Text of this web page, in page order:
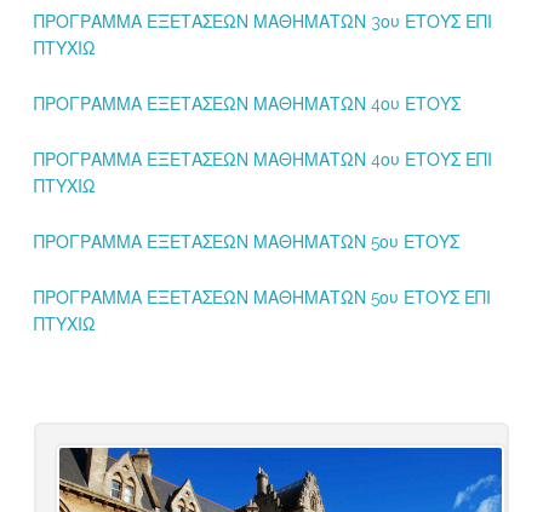
ΠΡΟΓΡΑΜΜΑ ΕΞΕΤΑΣΕΩΝ ΜΑΘΗΜΑΤΩΝ 3ου ΕΤΟΥΣ ΕΠΙ
ΠΤΥΧΙΩ
ΠΡΟΓΡΑΜΜΑ ΕΞΕΤΑΣΕΩΝ ΜΑΘΗΜΑΤΩΝ 4ου ΕΤΟΥΣ
ΠΡΟΓΡΑΜΜΑ ΕΞΕΤΑΣΕΩΝ ΜΑΘΗΜΑΤΩΝ 4ου ΕΤΟΥΣ ΕΠΙ
ΠΤΥΧΙΩ
ΠΡΟΓΡΑΜΜΑ ΕΞΕΤΑΣΕΩΝ ΜΑΘΗΜΑΤΩΝ 5ου ΕΤΟΥΣ
ΠΡΟΓΡΑΜΜΑ ΕΞΕΤΑΣΕΩΝ ΜΑΘΗΜΑΤΩΝ 5ου ΕΤΟΥΣ ΕΠΙ
ΠΤΥΧΙΩ